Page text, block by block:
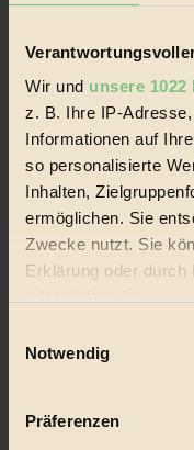
Wir und unsere 1022
z. B. Ihre IP-
Informationen auf
so personalisierte
Inhalten,
ermöglichen. Sie
Zwecke nutzt. Sie
Erklärung oder
Wenn Sie es
Ihr Gerät
Notwendig
Präferenzen
Handels mit
alternativer Energien.
Social Media
22.601 Fans auf Facebook
Folge uns auf Instagram
Themen
Bio
#
Vegan